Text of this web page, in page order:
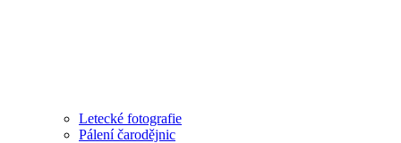
Letecké fotografie
Pálení čarodějnic